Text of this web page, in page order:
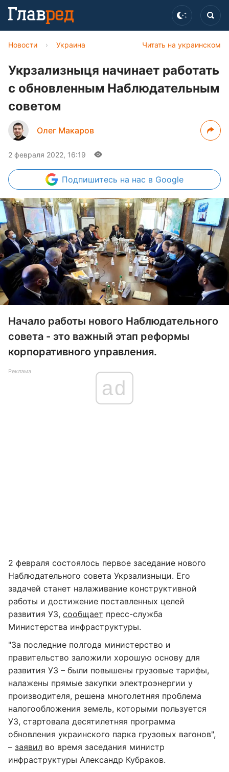
Читать на украинском
Новости › Украина
Укрзализныця начинает работать
с обновленным Наблюдательным
советом
Олег Макаров
2 февраля 2022, 16:19
Подпишитесь на нас в Google
Начало работы нового Наблюдательного
совета - это важный этап реформы
корпоративного управления.
Реклама
ad
2 февраля состоялось первое заседание нового
Наблюдательного совета Укрзализныци. Его
задачей станет налаживание конструктивной
работы и достижение поставленных целей
развития УЗ, сообщает пресс-служба
Министерства инфраструктуры.
"За последние полгода министерство и
правительство заложили хорошую основу для
развития УЗ – были повышены грузовые тарифы,
налажены прямые закупки электроэнергии у
производителя, решена многолетняя проблема
налогообложения земель, которыми пользуется
УЗ, стартовала десятилетняя программа
обновления украинского парка грузовых вагонов",
– заявил во время заседания министр
инфраструктуры Александр Кубраков.